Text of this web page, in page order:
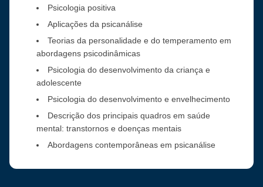
Psicologia positiva
Aplicações da psicanálise
Teorias da personalidade e do temperamento em
abordagens psicodinâmicas
Psicologia do desenvolvimento da criança e
adolescente
Psicologia do desenvolvimento e envelhecimento
Descrição dos principais quadros em saúde
mental: transtornos e doenças mentais
Abordagens contemporâneas em psicanálise